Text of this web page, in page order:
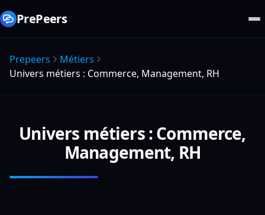
PrePeers
Prepeers
Métiers
Univers métiers : Commerce, Management, RH
Univers métiers : Commerce,
Management, RH